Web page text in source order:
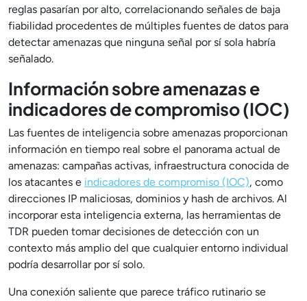
reglas pasarían por alto, correlacionando señales de baja
fiabilidad procedentes de múltiples fuentes de datos para
detectar amenazas que ninguna señal por sí sola habría
señalado.
Información sobre amenazas e
indicadores de compromiso (IOC)
Las fuentes de inteligencia sobre amenazas proporcionan
información en tiempo real sobre el panorama actual de
amenazas: campañas activas, infraestructura conocida de
los atacantes e indicadores de compromiso (IOC), como
direcciones IP maliciosas, dominios y hash de archivos. Al
incorporar esta inteligencia externa, las herramientas de
TDR pueden tomar decisiones de detección con un
contexto más amplio del que cualquier entorno individual
podría desarrollar por sí solo.
Una conexión saliente que parece tráfico rutinario se